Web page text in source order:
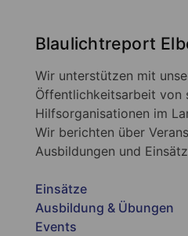
Blaulichtreport
Wir unterstützen mit
Öffentlichkeitsarbeit von
Hilfsorganisationen im
Wir berichten über
Ausbildungen und
Einsätze
Ausbildung & Übungen
Events